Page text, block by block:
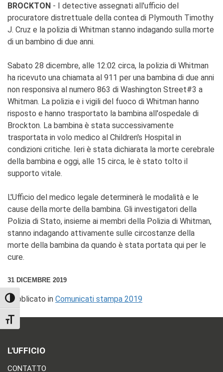
TOGGLE HIGH CONTRAST
TOGGLE FONT SIZE
BROCKTON - I detective assegnati all'ufficio del
procuratore distrettuale della contea di Plymouth Timothy
J. Cruz e la polizia di Whitman stanno indagando sulla morte
di un bambino di due anni.
Sabato 28 dicembre, alle 12:02 circa, la polizia di Whitman
ha ricevuto una chiamata al 911 per una bambina di due anni
non responsiva al numero 863 di Washington Street#3 a
Whitman. La polizia e i vigili del fuoco di Whitman hanno
risposto e hanno trasportato la bambina all'ospedale di
Brockton. La bambina è stata successivamente
trasportata in volo medico al Children's Hospital in
condizioni critiche. Ieri è stata dichiarata la morte cerebrale
della bambina e oggi, alle 15 circa, le è stato tolto il
supporto vitale.
L'Ufficio del medico legale determinerà le modalità e le
cause della morte della bambina. Gli investigatori della
Polizia di Stato, insieme ai membri della Polizia di Whitman,
stanno indagando attivamente sulle circostanze della
morte della bambina da quando è stata portata qui per le
cure.
31 DICEMBRE 2019
Pubblicato in Comunicati stampa 2019
L'UFFICIO
CONTATTO